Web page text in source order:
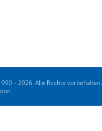
– 2026. Alle Rechte vorbehalten.